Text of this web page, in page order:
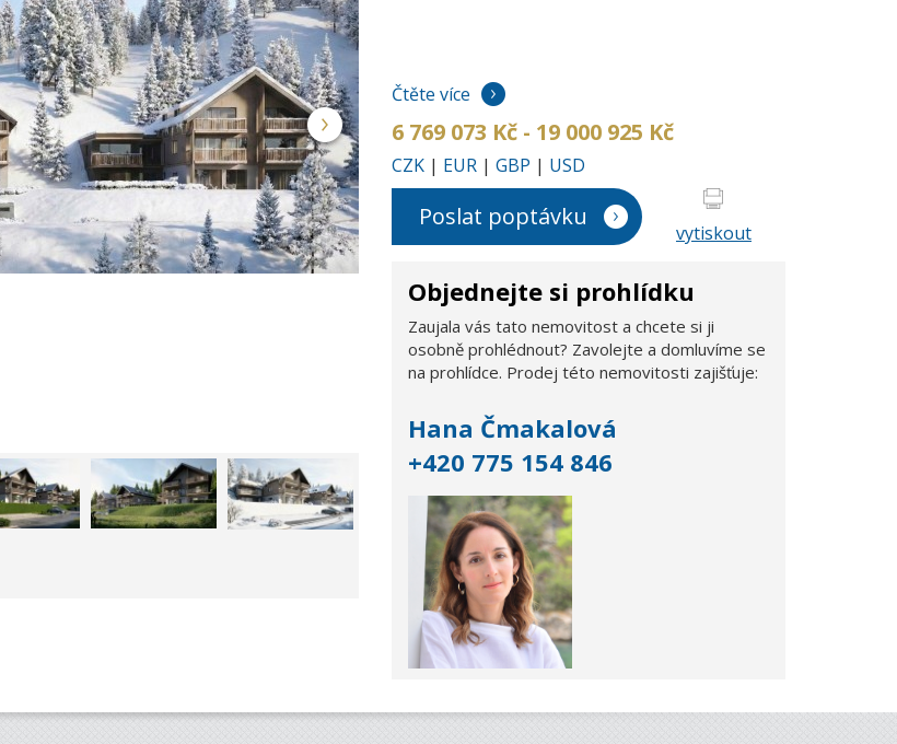
Čtěte více
6 769 073 Kč - 19 000 925 Kč
CZK | EUR | GBP | USD
Poslat poptávku
vytiskout
Objednejte si prohlídku
Zaujala vás tato nemovitost a chcete si ji
osobně prohlédnout? Zavolejte a domluvíme se
na prohlídce. Prodej této nemovitosti zajišťuje:
Hana Čmakalová
+420 775 154 846